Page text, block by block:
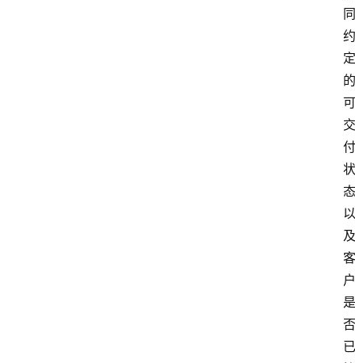
同
约
定
的
可
交
付
状
态
以
及
客
户
是
否
已